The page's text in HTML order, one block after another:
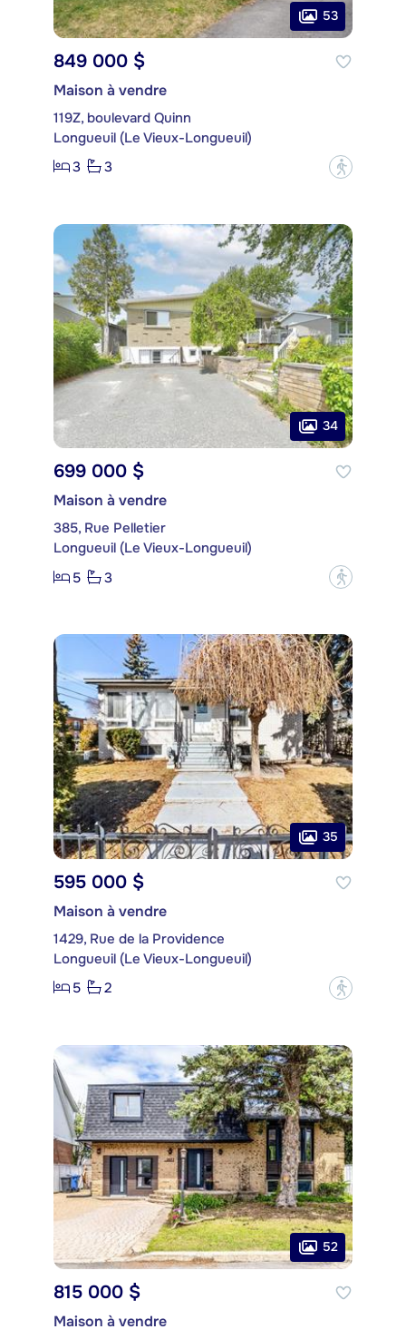
53
849 000 $
Maison à vendre
119Z, boulevard Quinn
Longueuil (Le Vieux-Longueuil)
3
3 ?
34
699 000 $
Maison à vendre
385, Rue Pelletier
Longueuil (Le Vieux-Longueuil)
5
3 ?
35
595 000 $
Maison à vendre
1429, Rue de la Providence
Longueuil (Le Vieux-Longueuil)
5
2 ?
52
815 000 $
Maison à vendre